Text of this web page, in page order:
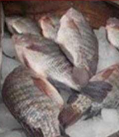
الكاتبة إلهام شرشر تهنئ الرئيس
السيسي بعيد ميلاده وتُشيد بجهوده
في بناء الدولة